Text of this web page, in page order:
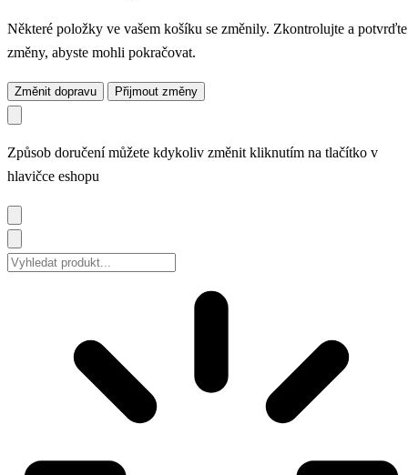
Některé položky ve vašem košíku se změnily. Zkontrolujte a potvrďte
změny, abyste mohli pokračovat.
Změnit dopravu Přijmout změny
Způsob doručení můžete kdykoliv změnit kliknutím na tlačítko v
hlavičce eshopu